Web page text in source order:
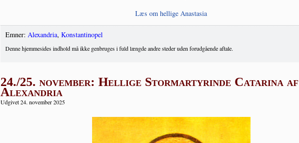
Læs om hel­li­ge Anastasia
Emner: Alexandria, Konstantinopel
Denne hjemmesides indhold må ikke genbruges i fuld længde andre steder uden forudgående aftale.
24./25. november: Hellige Stormartyrinde Catarina af
Alexandria
Udgivet 24. november 2025